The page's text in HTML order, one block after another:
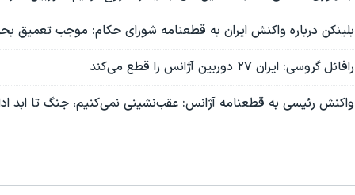
بلینکن درباره واکنش ایران به قطعنامه شورای حکام: موجب تعمیق
رافائل گروسی: ایران ۲۷ دوربین آژانس را قطع می‌کند
واکنش رئیسی به قطعنامه آژانس: عقب‌نشینی نمی‌کنیم، جنگ تا ابد